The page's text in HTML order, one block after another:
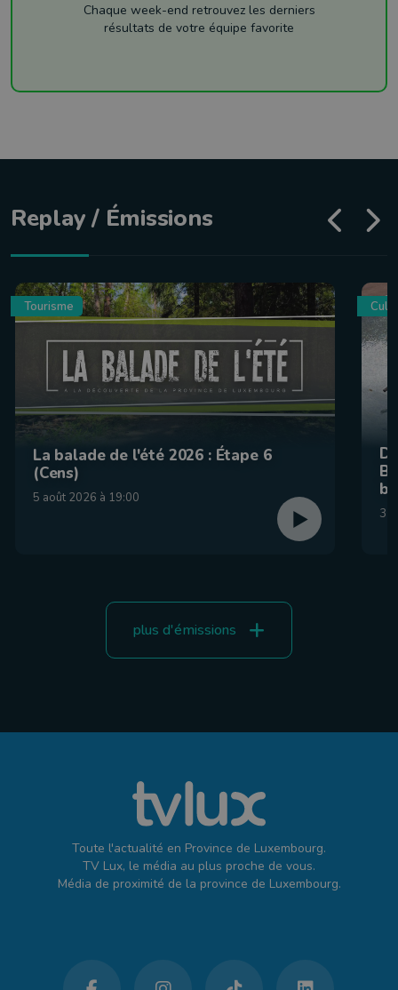
Chaque week-end retrouvez les derniers
résultats de votre équipe favorite
Replay / Émissions
Tourisme
La balade de l'été 2026 : Étape 6
(Cens)
5 août 2026 à 19:00
31
plus d'émissions
Toute l'actualité en Province de Luxembourg.
TV Lux, le média au plus proche de vous.
Média de proximité de la province de Luxembourg.